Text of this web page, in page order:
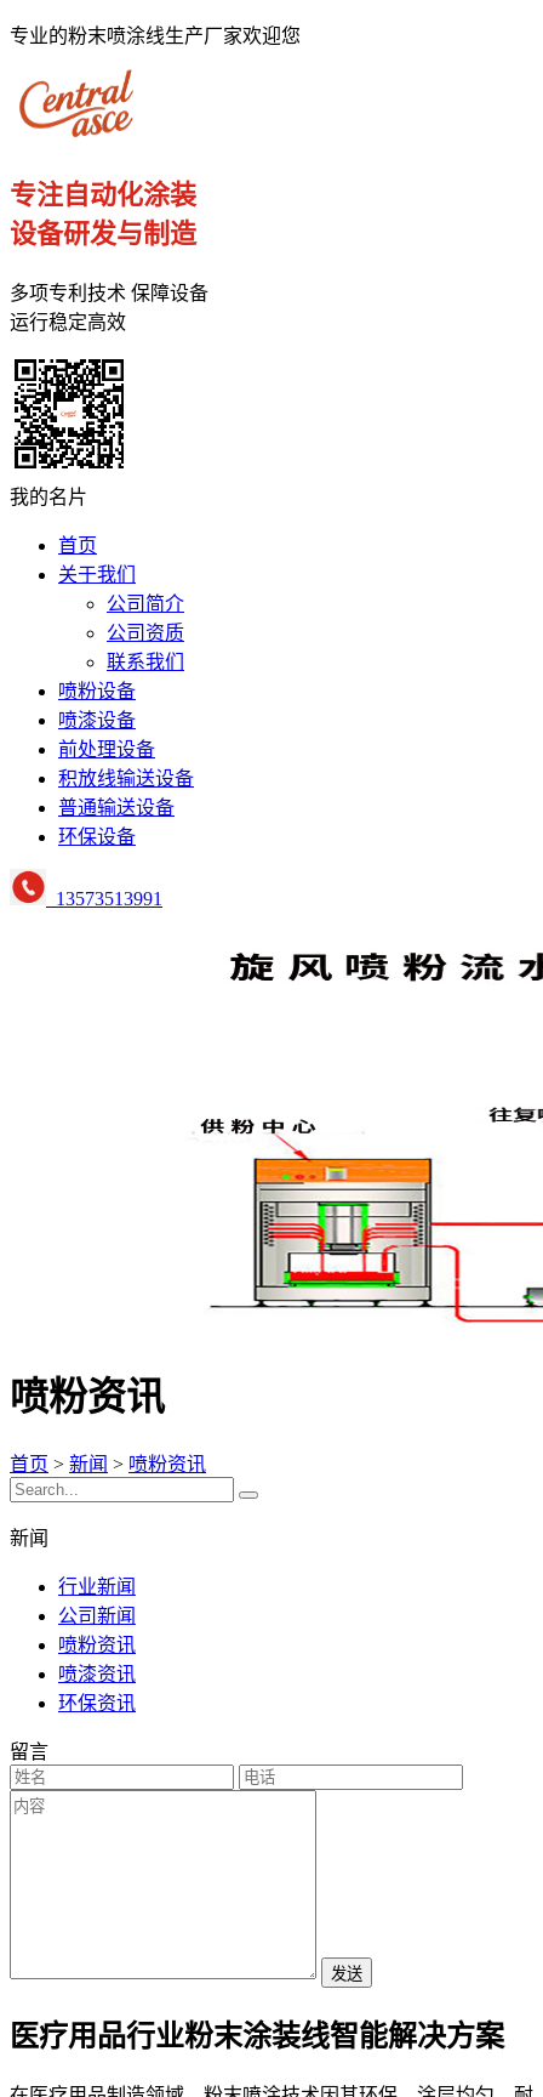
专业的粉末喷涂线生产厂家欢迎您
专注自动化涂装
设备研发与制造
多项专利技术 保障设备
运行稳定高效
我的名片
首页
关于我们
公司简介
公司资质
联系我们
喷粉设备
喷漆设备
前处理设备
积放线输送设备
普通输送设备
环保设备
13573513991
喷粉资讯
首页 > 新闻 > 喷粉资讯
新闻
行业新闻
公司新闻
喷粉资讯
喷漆资讯
环保资讯
留言
发送
医疗用品行业粉末涂装线智能解决方案